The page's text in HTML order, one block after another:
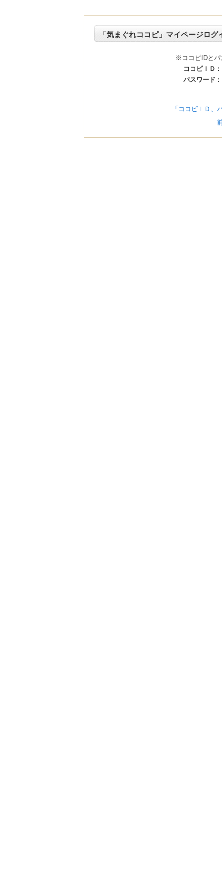
「気まぐれココピ」マイページログ
※ココピIDとパ
ココピＩＤ :
パスワード :
「ココピＩＤ、